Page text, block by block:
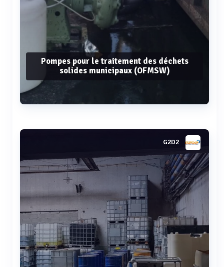
Pompes pour le traitement des déchets
solides municipaux (OFMSW)
G2D2